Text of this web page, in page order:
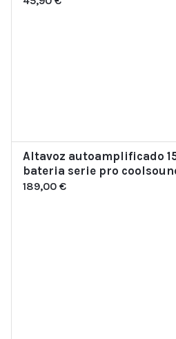
Altavoz autoamplificado
bateria serie pro
189,00 €